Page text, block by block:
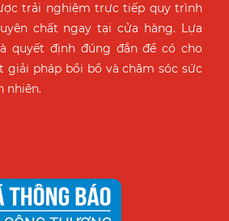
trải nghiệm trực tiếp quy trình
chất ngay tại cửa hàng. Lựa
quyết định đúng đắn để có cho
giải pháp bồi bổ và chăm sóc sức
nhiên.